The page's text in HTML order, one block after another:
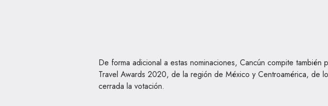
De forma adicional a estas nominaciones, Cancún compite también
Travel Awards 2020, de la región de México y Centroamérica, de
cerrada la votación.